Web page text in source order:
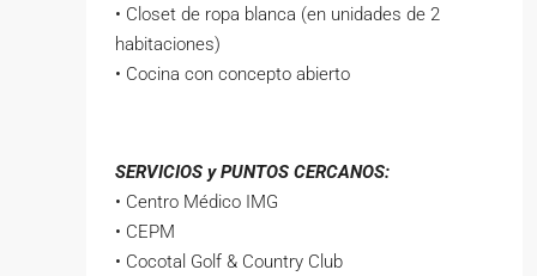
• Closet de ropa blanca (en unidades de 2
habitaciones)
• Cocina con concepto abierto
SERVICIOS y PUNTOS CERCANOS:
• Centro Médico IMG
• CEPM
• Cocotal Golf & Country Club